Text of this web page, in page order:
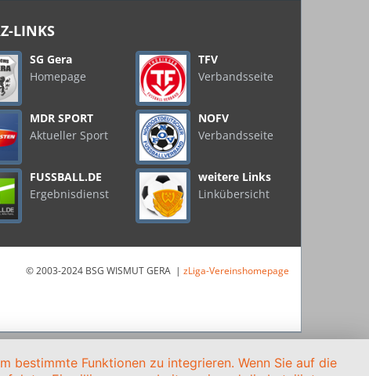
LINKS
SG Gera
Homepage
MDR SPORT
Aktueller Sport
FUSSBALL.DE
Ergebnisdienst
TFV
Verbandsseite
NOFV
Verbandsseite
weitere Links
Linkübersicht
© 2003-2024 BSG WISMUT GERA | zLiga-Vereinshomepage
bestimmte Funktionen zu integrieren. Wenn Sie auf die